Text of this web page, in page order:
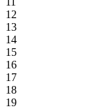
12
13
14
15
16
17
18
19